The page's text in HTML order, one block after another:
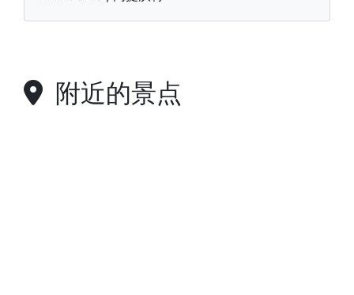
附近的景点